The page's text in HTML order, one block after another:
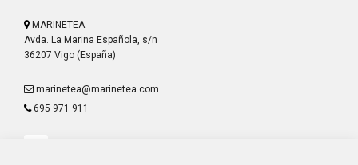
MARINETEA
Avda. La Marina Española, s/n
36207 Vigo (España)
marinetea@marinetea.com
695 971 911